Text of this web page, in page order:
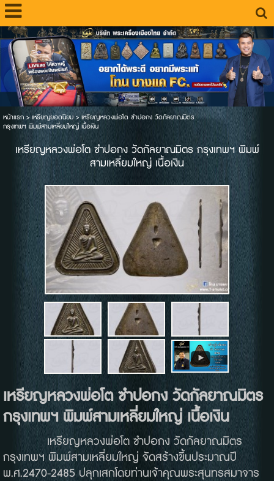
หน้าแรก>เหรียญยอดนิยม>เหรียญหลวงพ่อโต ซำปอกง วัดกัลยาณมิตร
กรุงเทพฯ พิมพ์สามเหลี่ยมใหญ่ เนื้อเงิน
เหรียญหลวงพ่อโต ซำปอกง วัดกัลยาณมิตร กรุงเทพฯ พิมพ์
สามเหลี่ยมใหญ่ เนื้อเงิน
เหรียญหลวงพ่อโตซำปอกงวัดกัลยาณมิตร
กรุงเทพฯ พิมพ์สามเหลี่ยมใหญ่ เนื้อเงิน
เหรียญหลวงพ่อโต ซำปอกง วัดกัลยาณมิตร
กรุงเทพฯ พิมพ์สามเหลี่ยมใหญ่ จัดสร้างขึ้นประมาณปี
พ.ศ.2470-2485 ปลุกเสกโดยท่านเจ้าคุณพระสุนทรสมาจาร